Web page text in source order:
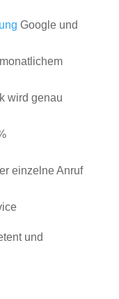
Google und
wird genau
einzelne Anruf
und